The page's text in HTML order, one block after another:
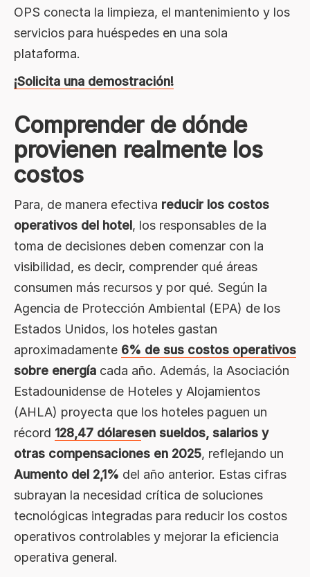
OPS conecta la limpieza, el mantenimiento y los
servicios para huéspedes en una sola
plataforma.
¡Solicita una demostración!
Comprender de dónde
provienen realmente los
costos
Para, de manera efectiva reducir los costos
operativos del hotel, los responsables de la
toma de decisiones deben comenzar con la
visibilidad, es decir, comprender qué áreas
consumen más recursos y por qué. Según la
Agencia de Protección Ambiental (EPA) de los
Estados Unidos, los hoteles gastan
aproximadamente 6% de sus costos operativos
sobre energía cada año. Además, la Asociación
Estadounidense de Hoteles y Alojamientos
(AHLA) proyecta que los hoteles paguen un
récord 128,47 dólaresen sueldos, salarios y
otras compensaciones en 2025, reflejando un
Aumento del 2,1% del año anterior. Estas cifras
subrayan la necesidad crítica de soluciones
tecnológicas integradas para reducir los costos
operativos controlables y mejorar la eficiencia
operativa general.